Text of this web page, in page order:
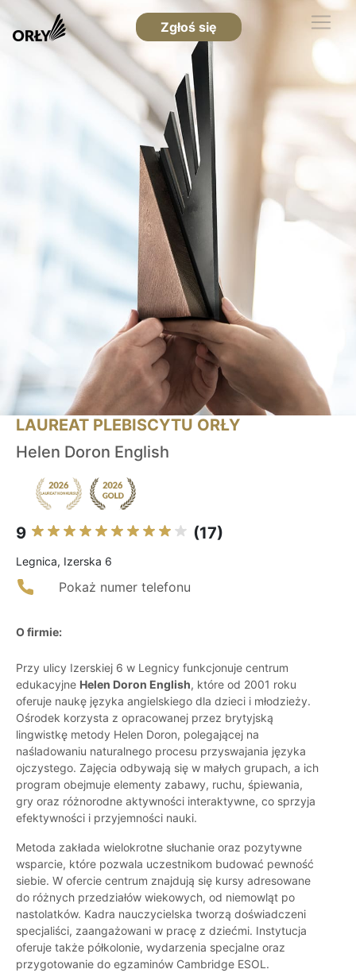
Zgłoś się
LAUREAT PLEBISCYTU ORŁY
Helen Doron English
9 (17)
Legnica, Izerska 6
Pokaż numer telefonu
O firmie:
Przy ulicy Izerskiej 6 w Legnicy funkcjonuje centrum
edukacyjne Helen Doron English, które od 2001 roku
oferuje naukę języka angielskiego dla dzieci i młodzieży.
Ośrodek korzysta z opracowanej przez brytyjską
lingwistkę metody Helen Doron, polegającej na
naśladowaniu naturalnego procesu przyswajania języka
ojczystego. Zajęcia odbywają się w małych grupach, a ich
program obejmuje elementy zabawy, ruchu, śpiewania,
gry oraz różnorodne aktywności interaktywne, co sprzyja
efektywności i przyjemności nauki.
Metoda zakłada wielokrotne słuchanie oraz pozytywne
wsparcie, które pozwala uczestnikom budować pewność
siebie. W ofercie centrum znajdują się kursy adresowane
do różnych przedziałów wiekowych, od niemowląt po
nastolatków. Kadra nauczycielska tworzą doświadczeni
specjaliści, zaangażowani w pracę z dziećmi. Instytucja
oferuje także półkolonie, wydarzenia specjalne oraz
przygotowanie do egzaminów Cambridge ESOL.